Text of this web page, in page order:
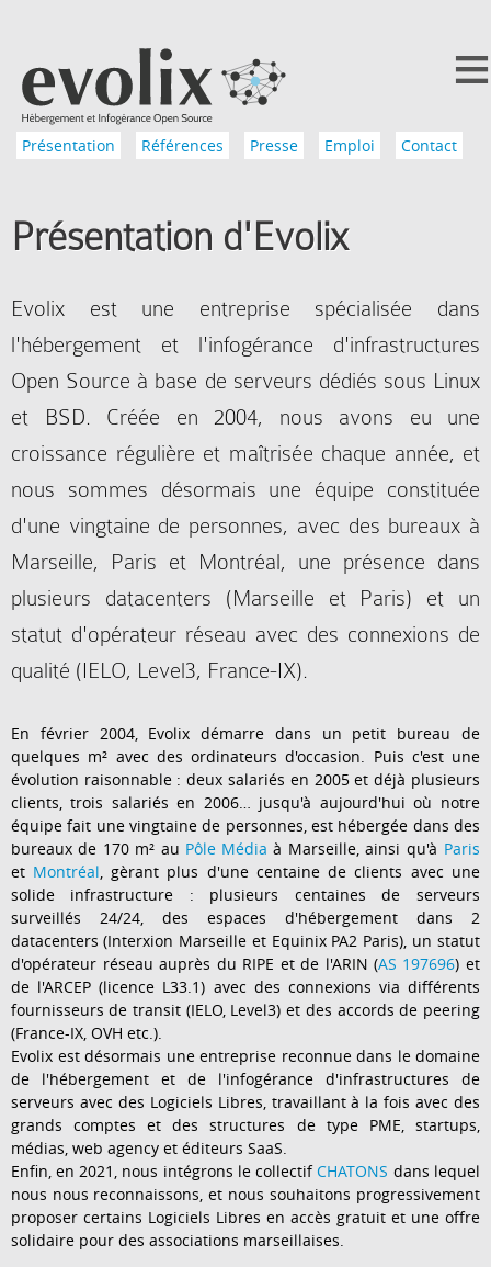
Présentation Références Presse Emploi Contact
Présentation d'Evolix
Evolix est une entreprise spécialisée dans
l'hébergement et l'infogérance d'infrastructures
Open Source à base de serveurs dédiés sous Linux
et BSD. Créée en 2004, nous avons eu une
croissance régulière et maîtrisée chaque année, et
nous sommes désormais une équipe constituée
d'une vingtaine de personnes, avec des bureaux à
Marseille, Paris et Montréal, une présence dans
plusieurs datacenters (Marseille et Paris) et un
statut d'opérateur réseau avec des connexions de
qualité (IELO, Level3, France-IX).
En février 2004, Evolix démarre dans un petit bureau de
quelques m² avec des ordinateurs d'occasion. Puis c'est une
évolution raisonnable : deux salariés en 2005 et déjà plusieurs
clients, trois salariés en 2006… jusqu'à aujourd'hui où notre
équipe fait une vingtaine de personnes, est hébergée dans des
bureaux de 170 m² au Pôle Média à Marseille, ainsi qu'à Paris
et Montréal
solide infrastructure : plusieurs centaines de serveurs
surveillés 24/24, des espaces d'hébergement dans 2
datacenters (Interxion Marseille et Equinix PA2 Paris), un statut
d'opérateur réseau auprès du RIPE et de l'ARIN (AS 197696) et
de l'ARCEP (licence L33.1) avec des connexions via différents
fournisseurs de transit (IELO, Level3) et des accords de peering
(France-IX, OVH etc.).
Evolix est désormais une entreprise reconnue dans le domaine
de l'hébergement et de l'infogérance d'infrastructures de
serveurs avec des Logiciels Libres, travaillant à la fois avec des
grands comptes et des structures de type PME, startups,
médias, web agency et éditeurs SaaS.
Enfin, en 2021, nous intégrons le collectifCHATONS dans lequel
nous nous reconnaissons, et nous souhaitons progressivement
proposer certains Logiciels Libres en accès gratuit et une offre
solidaire pour des associations marseillaises.